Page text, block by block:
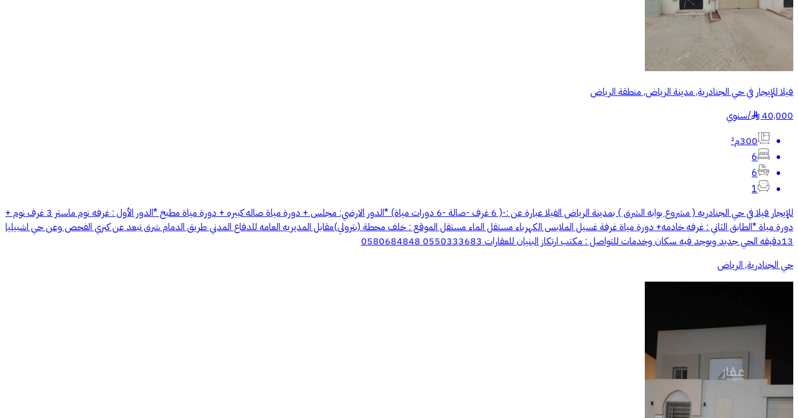
فيلا للإيجار في حي الجنادرية, مدينة الرياض, منطقة الرياض
40,000
§
/سنوي
300م²
6
6
1
للإيجار فيلا في حي الجنادريه ( مشروع بوابه الشرق ) بمدينة الرياض الفيلا عبارة عن :-( 6 غرف -صالة -6 دورات مياة) *الدور الارضي: مجلس + دورة مياة صاله كبيره + دورة مياة مطبخ *الدور الأول : غرفه نوم ماستر 3 غرف نوم +
دورة مياة *الطابق الثاني : غرفه خادمه+ دورة مياة غرفة غسيل الملابس الكهرباء مستقل الماء مستقل الموقع : خلف محطة (بترولي)مقابل المديريه العامه للدفاع المدني طريق الدمام شرق تبعد عن كبري الفحص وعن حي اشبيليا
13دقيقه الحي جديد ويوجد فيه سكان وخدمات للتواصل : مكتب ارتكاز البنيان للعقارات 0550333683 0580684848
حي الجنادرية, الرياض